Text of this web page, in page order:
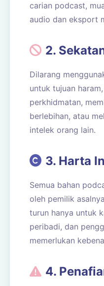
carian podcast,
audio dan eksport
2.
Dilarang
untuk tujuan
perkhidmatan,
berlebihan, atau
intelek orang lain.
3. Harta
Semua bahan
oleh pemilik
turun hanya untuk
peribadi, dan
memerlukan
4.